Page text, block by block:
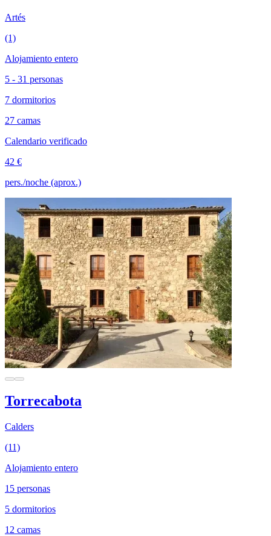
Artés
(1)
Alojamiento entero
5 - 31 personas
7 dormitorios
27 camas
Calendario verificado
42 €
pers./noche (aprox.)
Torrecabota
Calders
(11)
Alojamiento entero
15 personas
5 dormitorios
12 camas